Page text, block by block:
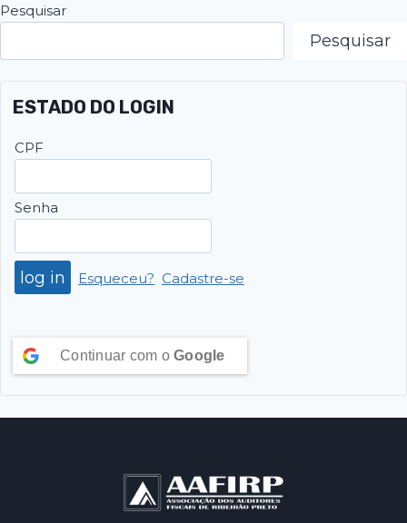
Pesquisar
Pesquisar
ESTADO DO LOGIN
CPF
Senha
Esqueceu? Cadastre-se
Continuar com o Google